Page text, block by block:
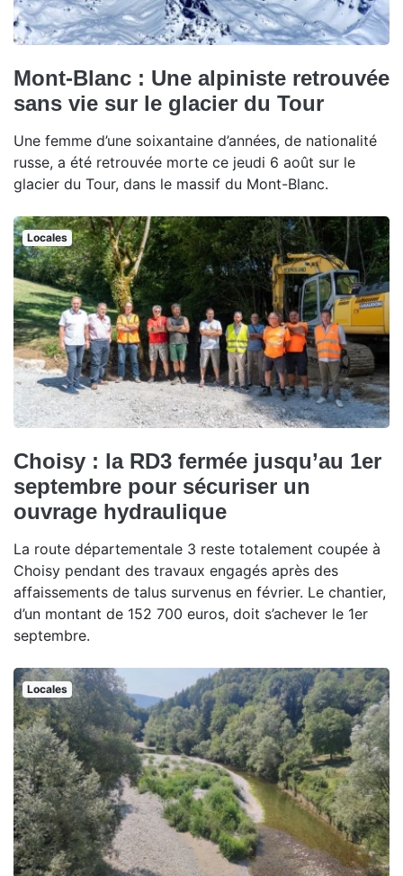
Mont-Blanc : Une alpiniste retrouvée
sans vie sur le glacier du Tour
Une femme d’une soixantaine d’années, de nationalité
russe, a été retrouvée morte ce jeudi 6 août sur le
glacier du Tour, dans le massif du Mont-Blanc.
Locales
Choisy : la RD3 fermée jusqu’au 1er
septembre pour sécuriser un
ouvrage hydraulique
La route départementale 3 reste totalement coupée à
Choisy pendant des travaux engagés après des
affaissements de talus survenus en février. Le chantier,
d’un montant de 152 700 euros, doit s’achever le 1er
septembre.
Locales